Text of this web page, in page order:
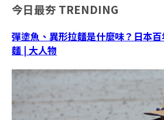
今日最夯 TRENDING
彈塗魚、異形拉麵是什麼味？日本
麵 | 大人物